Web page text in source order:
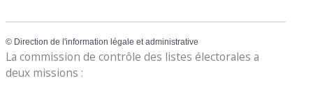
© Direction de l'information légale et administrative
La commission de contrôle des listes électorales a
deux missions :